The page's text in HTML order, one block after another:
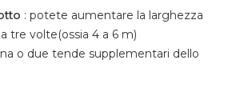
: potete aumentare la larghezza
tre volte(ossia 4 a 6 m)
o due tende supplementari dello